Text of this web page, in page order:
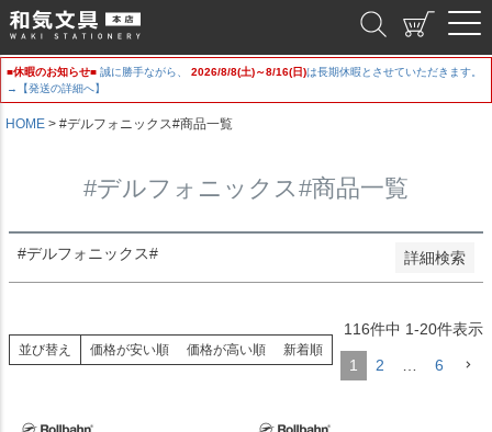
■休暇のお知らせ■ 誠に勝手ながら、 2026/8/8(土)～8/16(日)は長期休暇とさせていただきます。
→【発送の詳細へ】
HOME #デルフォニックス#商品一覧
#デルフォニックス#商品一覧
#デルフォニックス# 詳細検索
登録順
価格が安い順
価格が高い順
優先度順
レビュー順
検索
並び替え 価格が安い順 価格が高い順 新着順
116件中 1-20件表示
1 2 … 6